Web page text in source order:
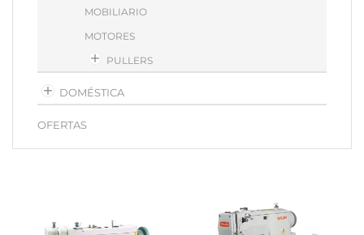
MOBILIARIO
MOTORES
PULLERS
DOMÉSTICA
OFERTAS